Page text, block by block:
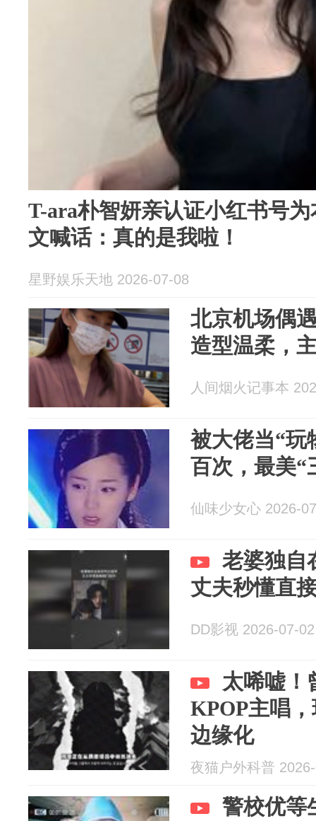
T-ara朴智妍亲认证小红书号
文喊话：真的是我啦！
星野娱乐天地 2026-07-08
北京机场偶
造型温柔，
人间烟火记事本
被大佬当“玩
百次，最美“
仙味少女心 2026-
老婆独自
丈夫秒懂直
DD影视 2026-07-02
太唏嘘！
KPOP主唱
边缘化
夜猫户外科普
警校优等